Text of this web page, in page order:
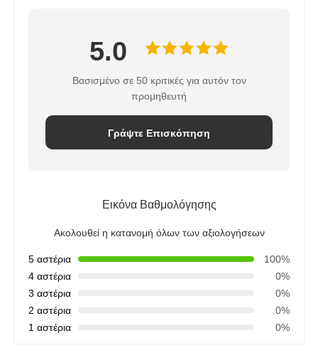
5.0
Βασισμένο σε 50 κριτικές για αυτόν τον
προμηθευτή
Γράψτε Επισκόπηση
Εικόνα Βαθμολόγησης
Ακολουθεί η κατανομή όλων των αξιολογήσεων
5 αστέρια
100%
4 αστέρια
0%
3 αστέρια
0%
2 αστέρια
0%
1 αστέρια
0%